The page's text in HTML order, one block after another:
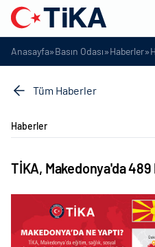
Anasayfa»Basın Odası»Haberler»
Tüm Haberler
Haberler
TİKA, Makedonya'da